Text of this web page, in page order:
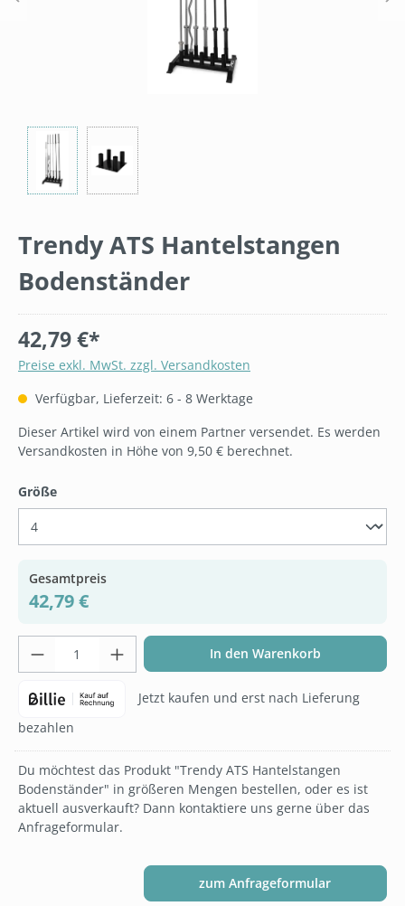
Trendy ATS Hantelstangen
Bodenständer
42,79 €*
Preise exkl. MwSt. zzgl. Versandkosten
Verfügbar, Lieferzeit: 6 - 8 Werktage
Dieser Artikel wird von einem Partner versendet. Es werden
Versandkosten in Höhe von 9,50 € berechnet.
Größeauswählen
Gesamtpreis
42,79 €
Produkt Anzahl: Gib den gewünschten
In den Warenkorb
Jetzt kaufen und erst nach Lieferung
bezahlen
Du möchtest das Produkt "Trendy ATS Hantelstangen
Bodenständer" in größeren Mengen bestellen, oder es ist
aktuell ausverkauft? Dann kontaktiere uns gerne über das
Anfrageformular.
zum Anfrageformular